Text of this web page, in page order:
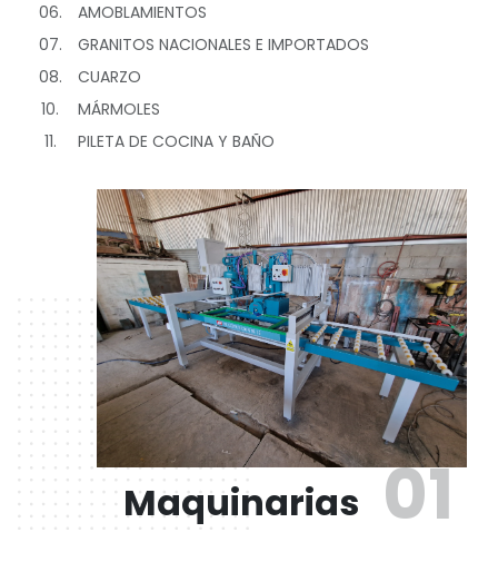
06.
AMOBLAMIENTOS
07.
GRANITOS NACIONALES E IMPORTADOS
08.
CUARZO
10.
MÁRMOLES
11.
PILETA DE COCINA Y BAÑO
Maquinarias 01